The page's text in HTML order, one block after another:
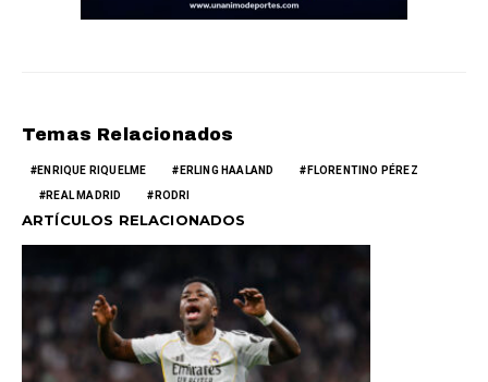
Temas Relacionados
ENRIQUE RIQUELME ERLING HAALAND FLORENTINO PÉREZ
REAL MADRID RODRI
ARTÍCULOS RELACIONADOS